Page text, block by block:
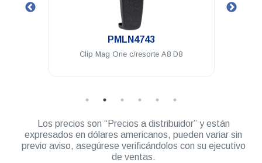
.
PMLN4743
Clip Mag One c/resorte A8 D8
Los precios son “Precios a distribuidor” y están
expresados en dólares americanos, pueden variar sin
previo aviso, asegúrese verificándolos con su ejecutivo
de ventas.